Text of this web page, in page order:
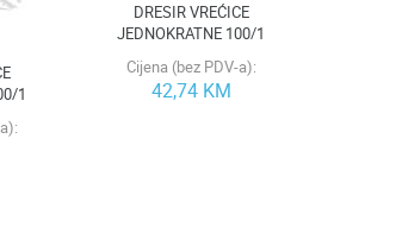
1
DRESIR VREĆICE
JEDNOKRATNE 100/1
Cijena (bez PDV-a):
42,74 KM